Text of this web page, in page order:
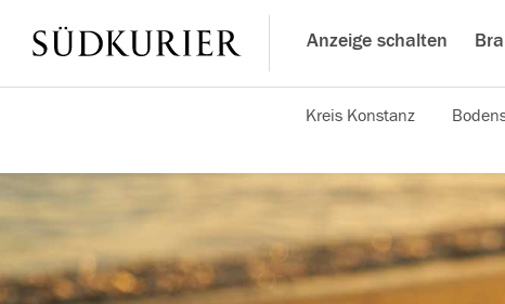
Anzeige schalten
Kreis Konstanz